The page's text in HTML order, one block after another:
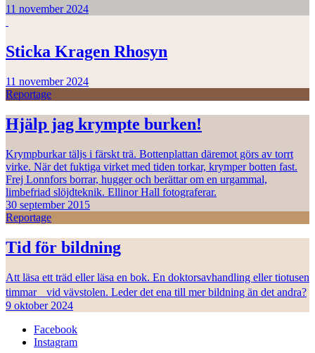
11 november 2024
Sticka Kragen Rhosyn
11 november 2024
Reportage
Hjälp jag krympte burken!
Krympburkar täljs i färskt trä. Bottenplattan däremot görs av torrt
virke. När det fuktiga virket med tiden torkar, krymper botten fast.
Frej Lonnfors borrar, hugger och berättar om en urgammal,
limbefriad slöjdteknik. Ellinor Hall fotograferar.
30 september 2015
Reportage
Tid för bildning
Att läsa ett träd eller läsa en bok. En doktorsavhandling eller tiotusen
timmar vid vävstolen. Leder det ena till mer bildning än det andra?
9 oktober 2024
Facebook
Instagram